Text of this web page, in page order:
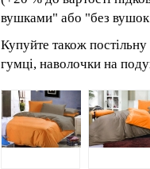
вушками" або "без
Купуйте також
гумці, наволочки на